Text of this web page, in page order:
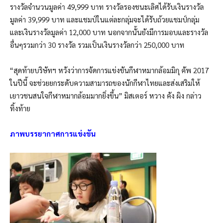
รางวัลจำนวนมูลค่า 49,999 บาท รางวัลรองชนะเลิศได้รับเงินรางวัล
มูลค่า 39,999 บาท และแชมป์ในแต่ละกลุ่มจะได้รับถ้วยแชมป์กลุ่ม
และเงินรางวัลมูลค่า 12,000 บาท นอกจากนั้นยังมีการมอบและรางวัล
อื่นๆรวมกว่า 30 รางวัล รวมเป็นเงินรางวัลกว่า 250,000 บาท
“สุดท้ายบริษัทฯ หวังว่าการจัดการแข่งขันกีฬาหมากล้อมมิกุ คัพ 2017
ในปีนี้ จะช่วยยกระดับความสามารถของนักกีฬาไทยและส่งเสริมให้
เยาวชนสนใจกีฬาหมากล้อมมากยิ่งขึ้น” มิสเตอร์ หวาง คัง ผิง กล่าว
ทิ้งท้าย
ภาพบรรยากาศการแข่งขัน